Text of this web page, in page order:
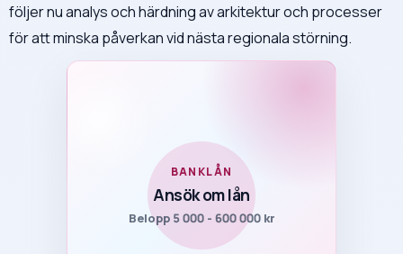
följer nu analys och härdning av arkitektur och processer
för att minska påverkan vid nästa regionala störning.
BANKLÅN
Ansök om lån
Belopp 5 000 - 600 000 kr